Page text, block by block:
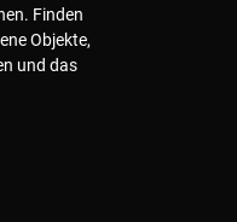
Finden
Objekte,
und das